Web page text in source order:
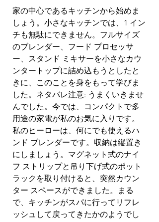
家の中心であるキッチンから始めま
しょう。小さなキッチンでは、1 イン
チも無駄にできません。フルサイズ
のブレンダー、フード プロセッサ
ー、スタンド ミキサーを小さなカウ
ンタートップに詰め込もうとしたと
きに、このことを身をもって学びま
した。ネタバレ注意: うまくいきませ
んでした。今では、コンパクトで多
用途の家電が私のお気に入りです。
私のヒーローは、何にでも使えるハ
ンド ブレンダーです。収納は縦置き
にしましょう。マグネット式のナイ
フ ストリップと吊り下げ式のポット
ラックを取り付けると、突然カウン
ター スペースができました。まる
で、キッチンがスパに行ってリフレ
ッシュして戻ってきたかのようでし